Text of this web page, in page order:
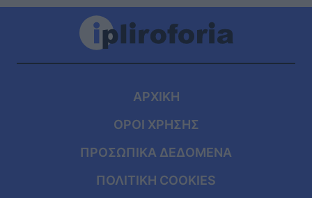
ΑΡΧΙΚΗ
ΟΡΟΙ ΧΡΗΣΗΣ
ΠΡΟΣΩΠΙΚΑ ΔΕΔΟΜΕΝΑ
ΠΟΛΙΤΙΚΗ COOKIES